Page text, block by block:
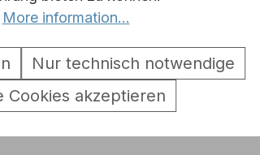
More information...
Nur technisch notwendige
Cookies akzeptieren